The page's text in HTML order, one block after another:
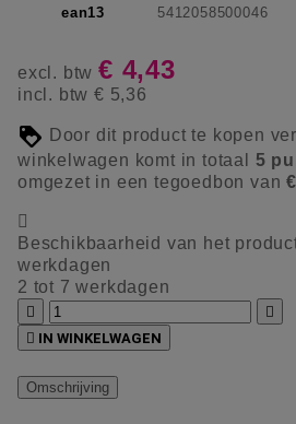
ean13
5412058500046
excl. btw € 4,43
incl. btw € 5,36
Door dit product te kopen
winkelwagen komt in totaal 5
omgezet in een tegoedbon van

Beschikbaarheid van het
werkdagen
2 tot 7 werkdagen


 IN WINKELWAGEN
Omschrijving